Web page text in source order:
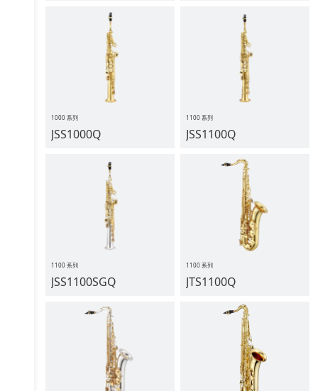
1000 系列
JSS1000Q
1100 系列
JSS1100Q
1100 系列
JSS1100SGQ
1100 系列
JTS1100Q